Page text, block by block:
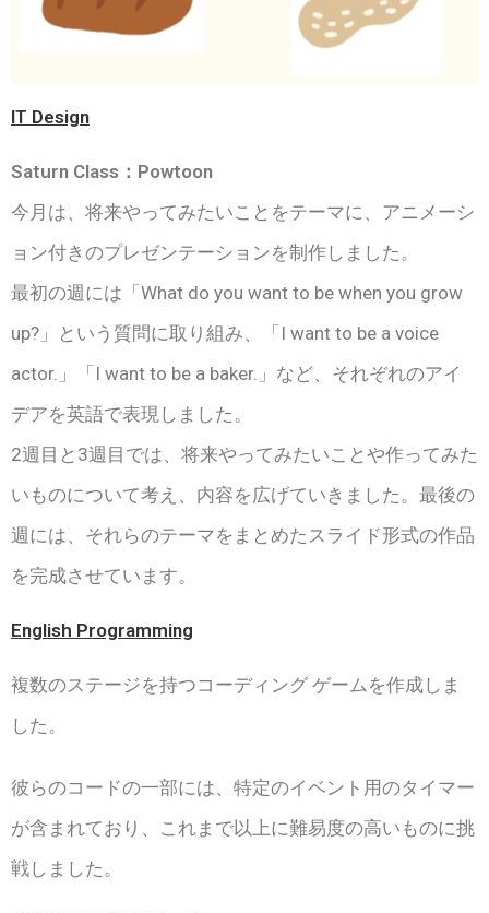
IT Design
Saturn Class：Powtoon
今月は、将来やってみたいことをテーマに、アニメーシ
ョン付きのプレゼンテーションを制作しました。
最初の週には「What do you want to be when you grow
up?」という質問に取り組み、「I want to be a voice
actor.」「I want to be a baker.」など、それぞれのアイ
デアを英語で表現しました。
2週目と3週目では、将来やってみたいことや作ってみた
いものについて考え、内容を広げていきました。最後の
週には、それらのテーマをまとめたスライド形式の作品
を完成させています。
English Programming
複数のステージを持つコーディング ゲームを作成しま
した。
彼らのコードの一部には、特定のイベント用のタイマー
が含まれており、これまで以上に難易度の高いものに挑
戦しました。